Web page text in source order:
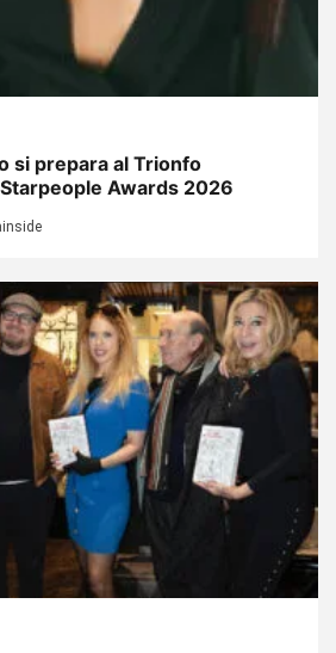
si prepara al Trionfo
Awards 2026